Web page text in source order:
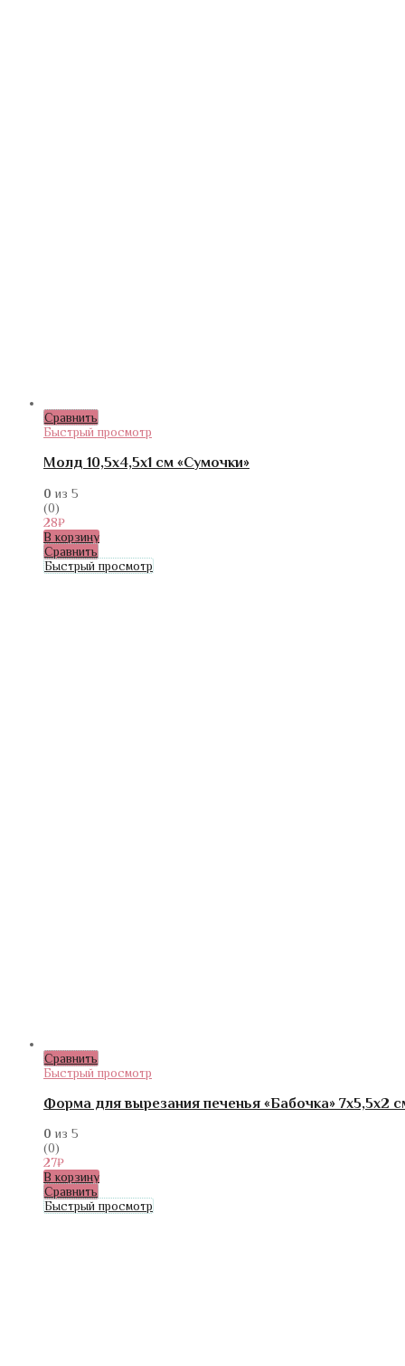
Сравнить
Быстрый просмотр
Молд 10,5х4,5х1 см «Сумочки»
0 из 5
(0)
28₽
В корзину
Сравнить
Быстрый просмотр
Сравнить
Быстрый просмотр
Форма для вырезания печенья «Бабочка» 7х5,5х2
0 из 5
(0)
27₽
В корзину
Сравнить
Быстрый просмотр